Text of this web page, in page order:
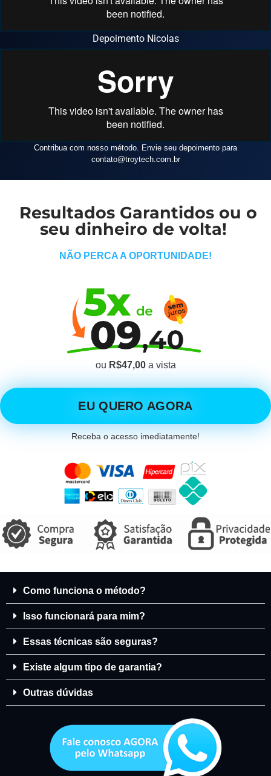
Depoimento Nicolas
Contribua com nosso método. Envie seu depoimento para
contato@troytech.com.br
Resultados Garantidos ou o
seu dinheiro de volta!
NÃO PERCA A OPORTUNIDADE!
ou R$47,00a vista
EU QUERO AGORA
Receba o acesso imediatamente!
Como funciona o método?
Isso funcionará para mim?
Essas técnicas são seguras?
Existe algum tipo de garantia?
Outras dúvidas